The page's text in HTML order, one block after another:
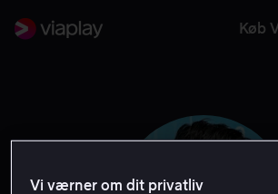
Køb
Vi værner om dit privatliv